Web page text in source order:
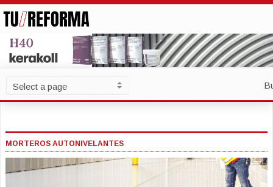
MORTEROS AUTONIVELANTES